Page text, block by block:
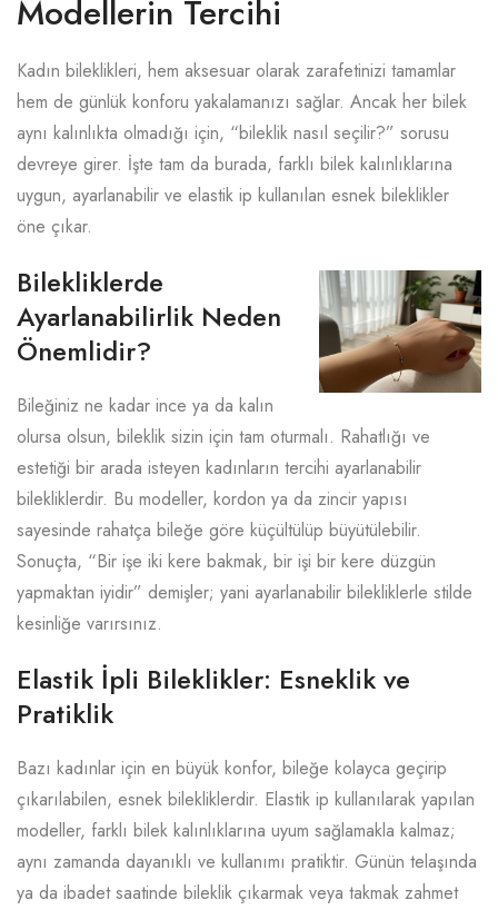
Modellerin Tercihi
Kadın bileklikleri, hem aksesuar olarak zarafetinizi tamamlar
hem de günlük konforu yakalamanızı sağlar. Ancak her bilek
aynı kalınlıkta olmadığı için, “bileklik nasıl seçilir?” sorusu
devreye girer. İşte tam da burada, farklı bilek kalınlıklarına
uygun, ayarlanabilir ve elastik ip kullanılan esnek bileklikler
öne çıkar.
Bilekliklerde
Ayarlanabilirlik Neden
Önemlidir?
Bileğiniz ne kadar ince ya da kalın
olursa olsun, bileklik sizin için tam oturmalı. Rahatlığı ve
estetiği bir arada isteyen kadınların tercihi ayarlanabilir
bilekliklerdir. Bu modeller, kordon ya da zincir yapısı
sayesinde rahatça bileğe göre küçültülüp büyütülebilir.
Sonuçta, “Bir işe iki kere bakmak, bir işi bir kere düzgün
yapmaktan iyidir” demişler; yani ayarlanabilir bilekliklerle stilde
kesinliğe varırsınız.
Elastik İpli Bileklikler: Esneklik ve
Pratiklik
Bazı kadınlar için en büyük konfor, bileğe kolayca geçirip
çıkarılabilen, esnek bilekliklerdir. Elastik ip kullanılarak yapılan
modeller, farklı bilek kalınlıklarına uyum sağlamakla kalmaz;
aynı zamanda dayanıklı ve kullanımı pratiktir. Günün telaşında
ya da ibadet saatinde bileklik çıkarmak veya takmak zahmet